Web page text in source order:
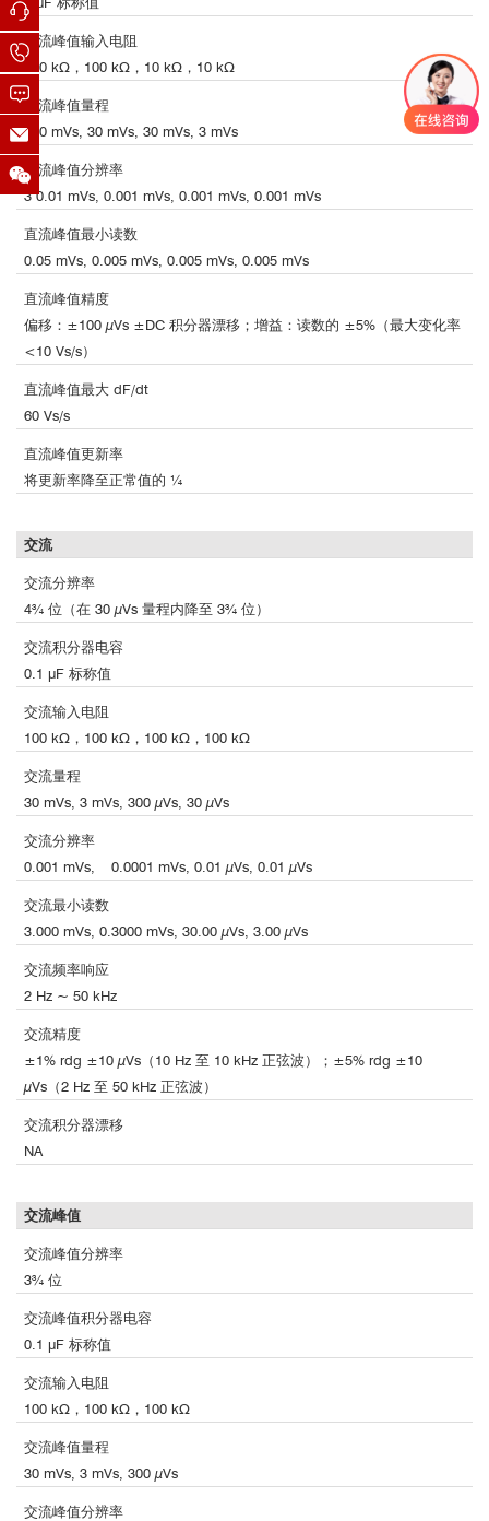
直流峰值输入电阻
100 kΩ，100 kΩ，10 kΩ，10 kΩ
直流峰值量程
300 mVs, 30 mVs, 30 mVs, 3 mVs
直流峰值分辨率
3 0.01 mVs, 0.001 mVs, 0.001 mVs, 0.001 mVs
直流峰值最小读数
0.05 mVs, 0.005 mVs, 0.005 mVs, 0.005 mVs
直流峰值精度
偏移：±100 µVs ±DC 积分器漂移；增益：读数的 ±5%（最大变化率
<10 Vs/s）
直流峰值最大 dF/dt
60 Vs/s
直流峰值更新率
将更新率降至正常值的 ¼
交流
交流分辨率
4¾ 位（在 30 µVs 量程内降至 3¾ 位）
交流积分器电容
0.1 μF 标称值
交流输入电阻
100 kΩ，100 kΩ，100 kΩ，100 kΩ
交流量程
30 mVs, 3 mVs, 300 µVs, 30 µVs
交流分辨率
0.001 mVs, 0.0001 mVs, 0.01 µVs, 0.01 µVs
交流最小读数
3.000 mVs, 0.3000 mVs, 30.00 µVs, 3.00 µVs
交流频率响应
2 Hz ~ 50 kHz
交流精度
±1% rdg ±10 µVs（10 Hz 至 10 kHz 正弦波）；±5% rdg ±10
µVs（2 Hz 至 50 kHz 正弦波）
交流积分器漂移
NA
交流峰值
交流峰值分辨率
3¾ 位
交流峰值积分器电容
0.1 μF 标称值
交流输入电阻
100 kΩ，100 kΩ，100 kΩ
交流峰值量程
30 mVs, 3 mVs, 300 µVs
交流峰值分辨率
helmholtz-field-standards.pdf
③ 搜索线圈：磁体检测与研究（适用于狭小间
隙或磁场梯度环境）